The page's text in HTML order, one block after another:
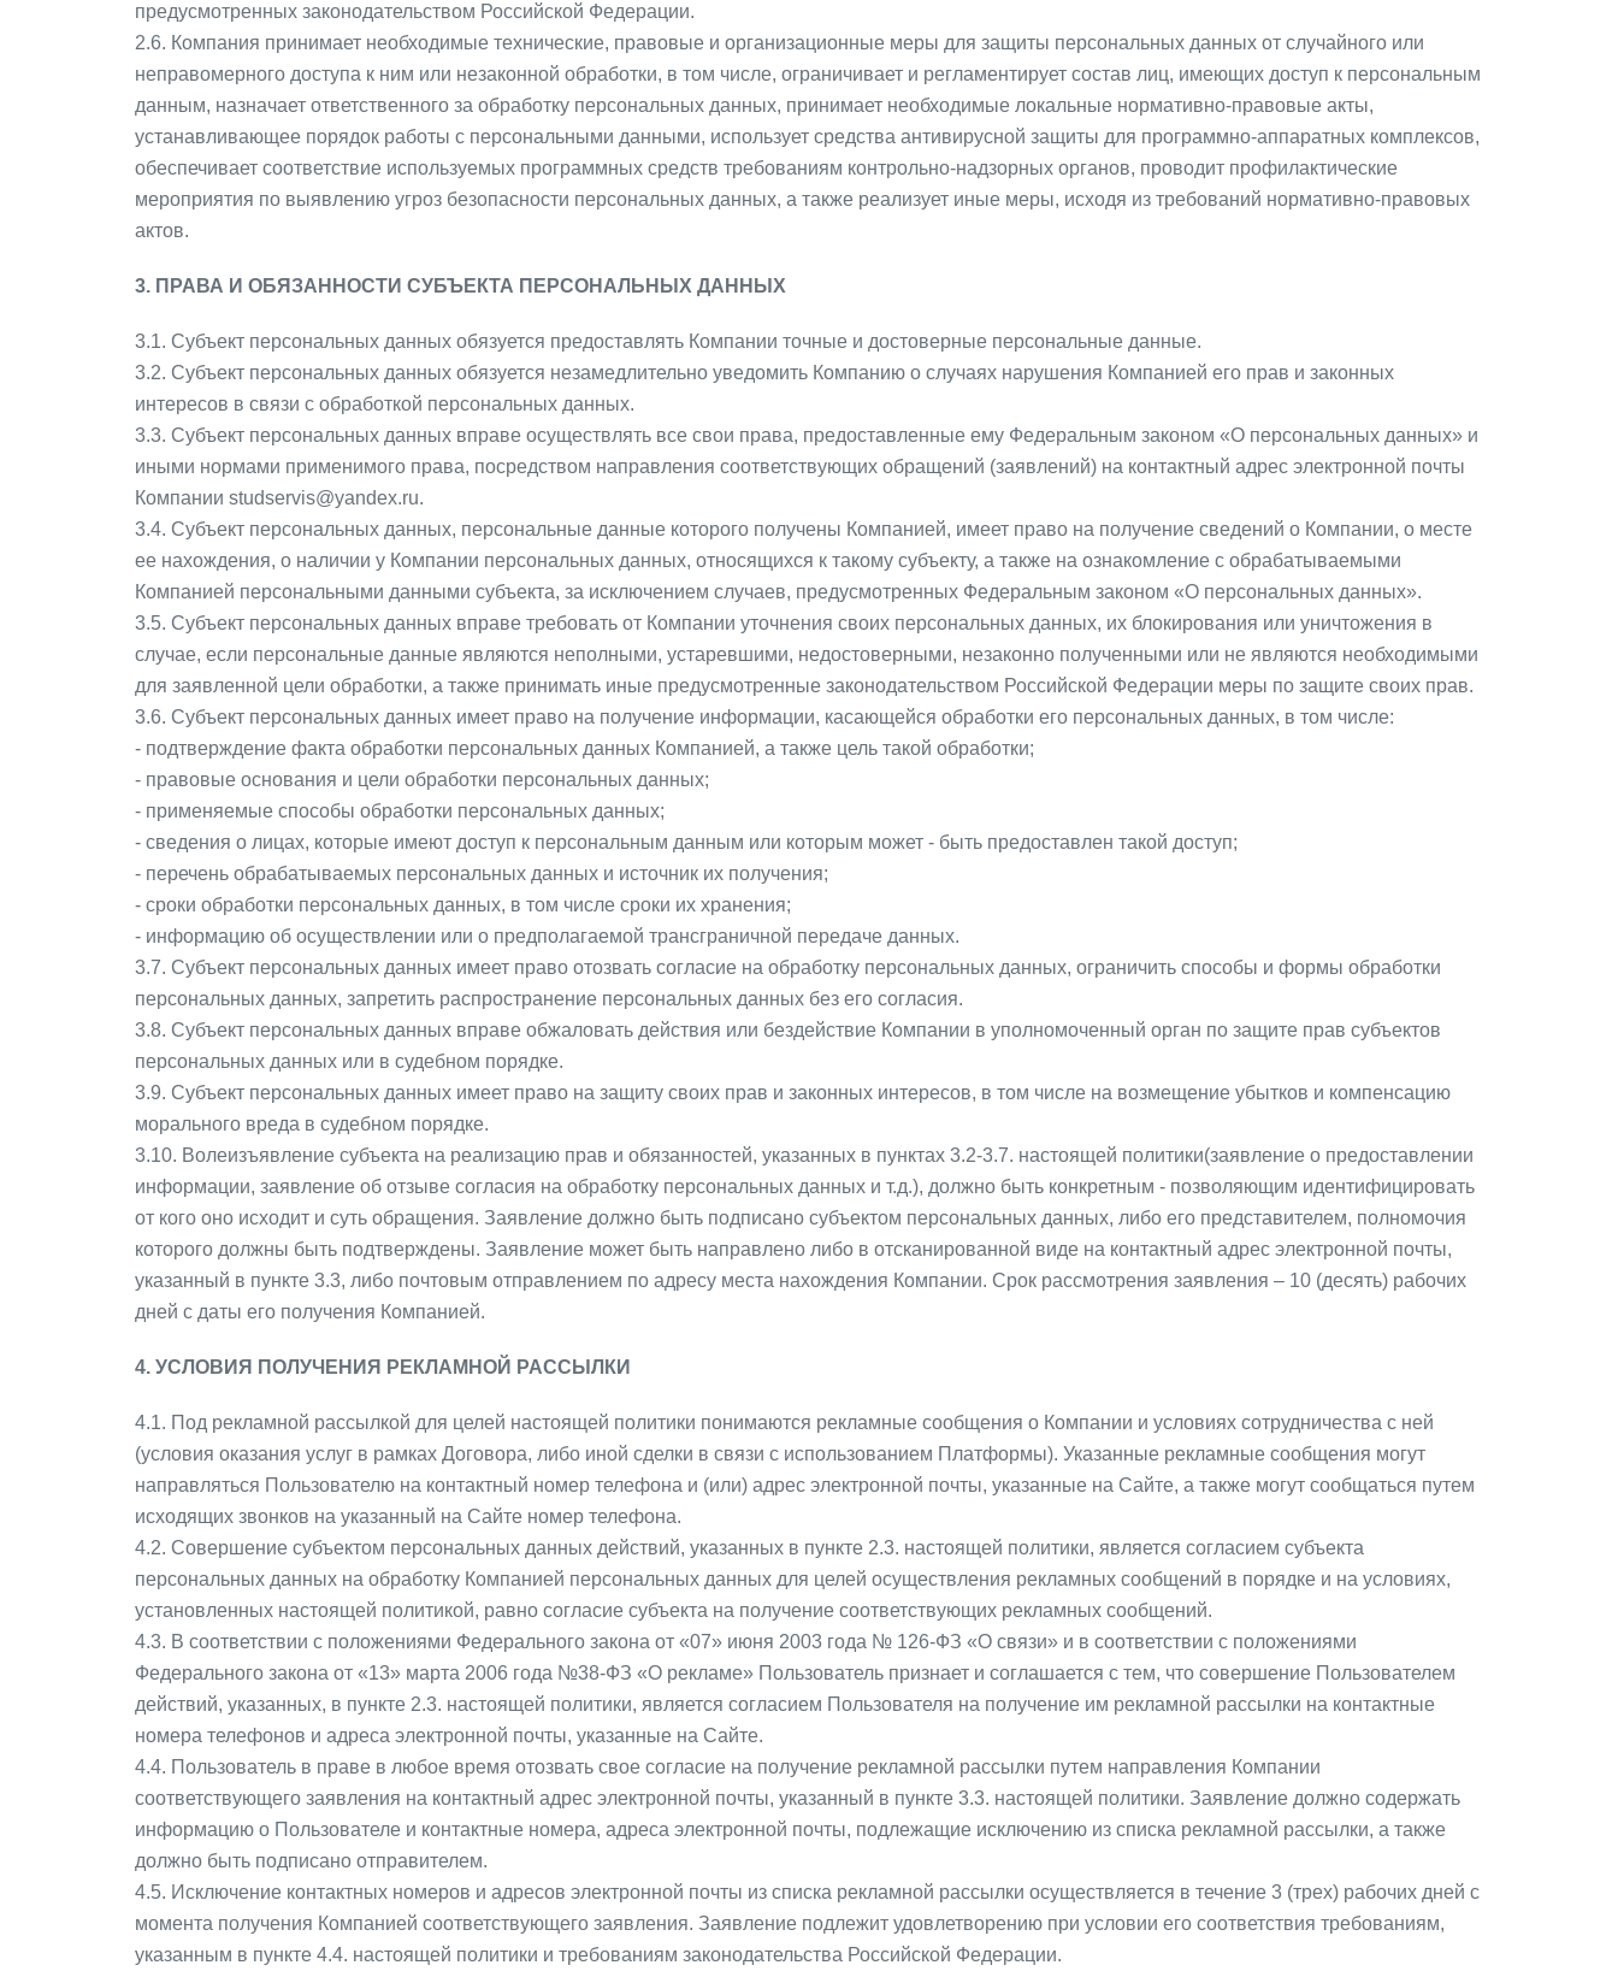
предусмотренных законодательством Российской Федерации.
2.6. Компания принимает необходимые технические, правовые и организационные меры для защиты персональных данных от случайного или
неправомерного доступа к ним или незаконной обработки, в том числе, ограничивает и регламентирует состав лиц, имеющих доступ к персональным
данным, назначает ответственного за обработку персональных данных, принимает необходимые локальные нормативно-правовые акты,
устанавливающее порядок работы с персональными данными, использует средства антивирусной защиты для программно-аппаратных комплексов,
обеспечивает соответствие используемых программных средств требованиям контрольно-надзорных органов, проводит профилактические
мероприятия по выявлению угроз безопасности персональных данных, а также реализует иные меры, исходя из требований нормативно-правовых
актов.
3. ПРАВА И ОБЯЗАННОСТИ СУБЪЕКТА ПЕРСОНАЛЬНЫХ ДАННЫХ
3.1. Субъект персональных данных обязуется предоставлять Компании точные и достоверные персональные данные.
3.2. Субъект персональных данных обязуется незамедлительно уведомить Компанию о случаях нарушения Компанией его прав и законных
интересов в связи с обработкой персональных данных.
3.3. Субъект персональных данных вправе осуществлять все свои права, предоставленные ему Федеральным законом «О персональных данных» и
иными нормами применимого права, посредством направления соответствующих обращений (заявлений) на контактный адрес электронной почты
Компании studservis@yandex.ru.
3.4. Субъект персональных данных, персональные данные которого получены Компанией, имеет право на получение сведений о Компании, о месте
ее нахождения, о наличии у Компании персональных данных, относящихся к такому субъекту, а также на ознакомление с обрабатываемыми
Компанией персональными данными субъекта, за исключением случаев, предусмотренных Федеральным законом «О персональных данных».
3.5. Субъект персональных данных вправе требовать от Компании уточнения своих персональных данных, их блокирования или уничтожения в
случае, если персональные данные являются неполными, устаревшими, недостоверными, незаконно полученными или не являются необходимыми
для заявленной цели обработки, а также принимать иные предусмотренные законодательством Российской Федерации меры по защите своих прав.
3.6. Субъект персональных данных имеет право на получение информации, касающейся обработки его персональных данных, в том числе:
- подтверждение факта обработки персональных данных Компанией, а также цель такой обработки;
- правовые основания и цели обработки персональных данных;
- применяемые способы обработки персональных данных;
- сведения о лицах, которые имеют доступ к персональным данным или которым может - быть предоставлен такой доступ;
- перечень обрабатываемых персональных данных и источник их получения;
- сроки обработки персональных данных, в том числе сроки их хранения;
- информацию об осуществлении или о предполагаемой трансграничной передаче данных.
3.7. Субъект персональных данных имеет право отозвать согласие на обработку персональных данных, ограничить способы и формы обработки
персональных данных, запретить распространение персональных данных без его согласия.
3.8. Субъект персональных данных вправе обжаловать действия или бездействие Компании в уполномоченный орган по защите прав субъектов
персональных данных или в судебном порядке.
3.9. Субъект персональных данных имеет право на защиту своих прав и законных интересов, в том числе на возмещение убытков и компенсацию
морального вреда в судебном порядке.
3.10. Волеизъявление субъекта на реализацию прав и обязанностей, указанных в пунктах 3.2-3.7. настоящей политики(заявление о предоставлении
информации, заявление об отзыве согласия на обработку персональных данных и т.д.), должно быть конкретным - позволяющим идентифицировать
от кого оно исходит и суть обращения. Заявление должно быть подписано субъектом персональных данных, либо его представителем, полномочия
которого должны быть подтверждены. Заявление может быть направлено либо в отсканированной виде на контактный адрес электронной почты,
указанный в пункте 3.3, либо почтовым отправлением по адресу места нахождения Компании. Срок рассмотрения заявления – 10 (десять) рабочих
дней с даты его получения Компанией.
4. УСЛОВИЯ ПОЛУЧЕНИЯ РЕКЛАМНОЙ РАССЫЛКИ
4.1. Под рекламной рассылкой для целей настоящей политики понимаются рекламные сообщения о Компании и условиях сотрудничества с ней
(условия оказания услуг в рамках Договора, либо иной сделки в связи с использованием Платформы). Указанные рекламные сообщения могут
направляться Пользователю на контактный номер телефона и (или) адрес электронной почты, указанные на Сайте, а также могут сообщаться путем
исходящих звонков на указанный на Сайте номер телефона.
4.2. Совершение субъектом персональных данных действий, указанных в пункте 2.3. настоящей политики, является согласием субъекта
персональных данных на обработку Компанией персональных данных для целей осуществления рекламных сообщений в порядке и на условиях,
установленных настоящей политикой, равно согласие субъекта на получение соответствующих рекламных сообщений.
4.3. В соответствии с положениями Федерального закона от «07» июня 2003 года № 126-ФЗ «О связи» и в соответствии с положениями
Федерального закона от «13» марта 2006 года №38-ФЗ «О рекламе» Пользователь признает и соглашается с тем, что совершение Пользователем
действий, указанных, в пункте 2.3. настоящей политики, является согласием Пользователя на получение им рекламной рассылки на контактные
номера телефонов и адреса электронной почты, указанные на Сайте.
4.4. Пользователь в праве в любое время отозвать свое согласие на получение рекламной рассылки путем направления Компании
соответствующего заявления на контактный адрес электронной почты, указанный в пункте 3.3. настоящей политики. Заявление должно содержать
информацию о Пользователе и контактные номера, адреса электронной почты, подлежащие исключению из списка рекламной рассылки, а также
должно быть подписано отправителем.
4.5. Исключение контактных номеров и адресов электронной почты из списка рекламной рассылки осуществляется в течение 3 (трех) рабочих дней с
момента получения Компанией соответствующего заявления. Заявление подлежит удовлетворению при условии его соответствия требованиям,
указанным в пункте 4.4. настоящей политики и требованиям законодательства Российской Федерации.